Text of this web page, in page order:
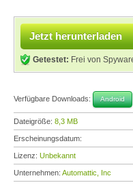
Jetzt herunterladen
Getestet: Frei von
Verfügbare Downloads: Android
Dateigröße: 8,3 MB
Erscheinungsdatum:
Lizenz: Unbekannt
Unternehmen: Automattic, Inc